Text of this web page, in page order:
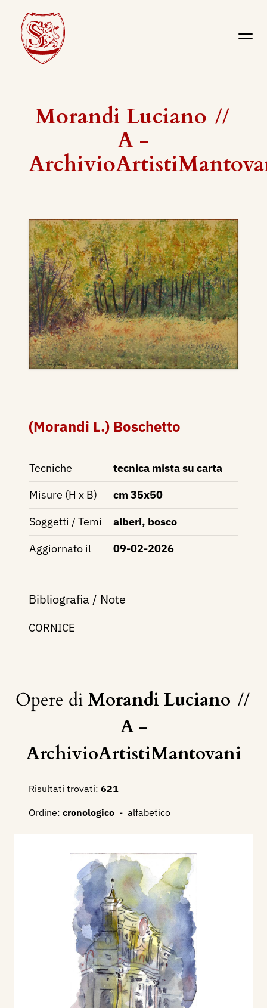
Morandi Luciano //
A -
(Morandi L.) Boschetto
Tecniche
tecnica mista su carta
Misure (H x B)
cm 35x50
Soggetti / Temi
alberi, bosco
Aggiornato il
09-02-2026
Bibliografia / Note
CORNICE
Opere diMorandi Luciano //
A -
ArchivioArtistiMantovani
Risultati trovati: 621
Ordine: cronologico - alfabetico